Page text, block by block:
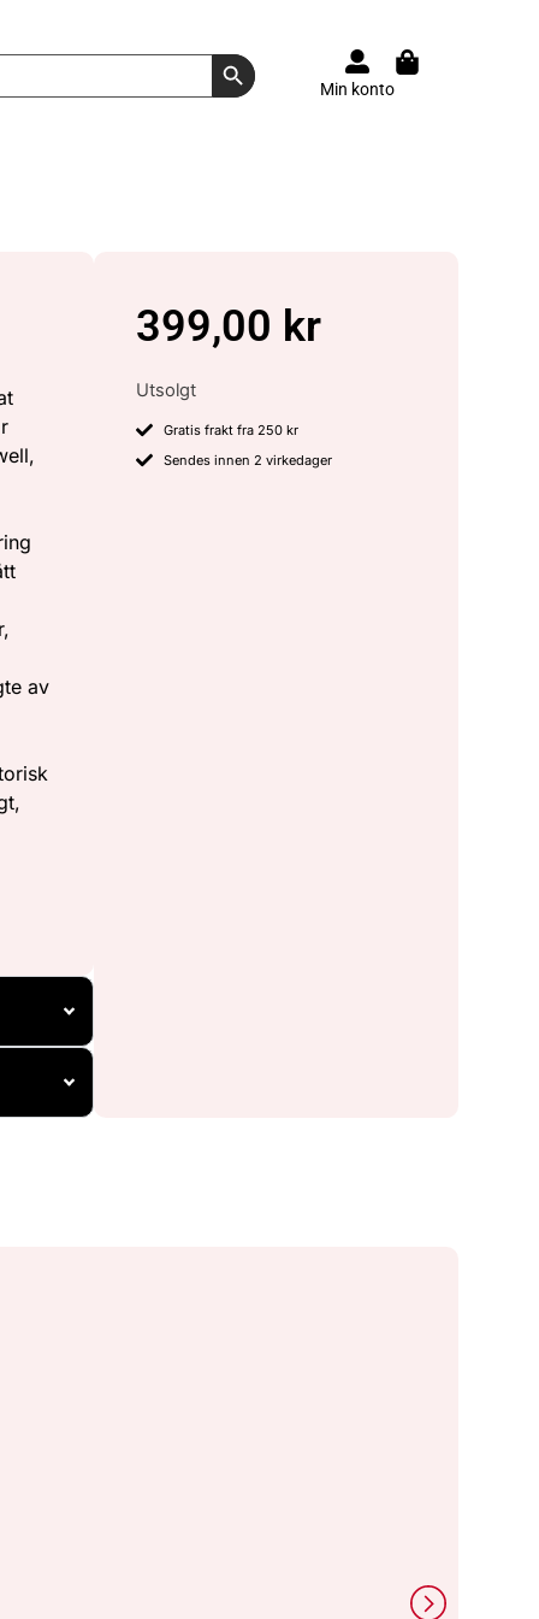
Search Button
Min konto
av
399,00 kr
Utsolgt
Gratis frakt fra 250 kr
Sendes innen 2 virkedager